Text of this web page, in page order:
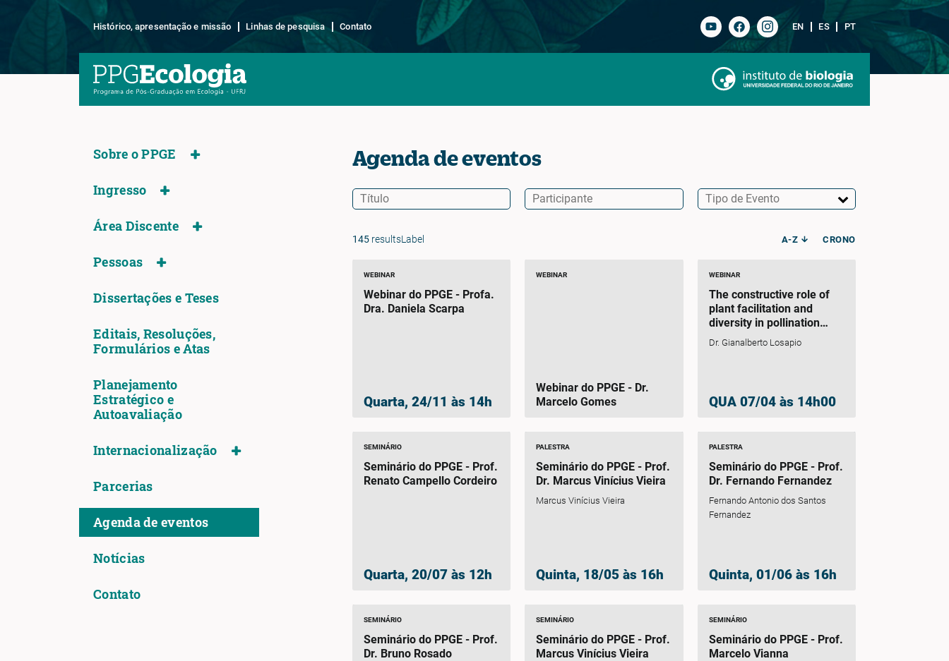
Histórico, apresentação e missão Linhas de pesquisa Contato EN ES PT
Sobre o PPGE
Ingresso
Área Discente
Pessoas
Dissertações e Teses
Editais, Resoluções,
Formulários e Atas
Planejamento
Estratégico e
Autoavaliação
Internacionalização
Parcerias
Agenda de eventos
Notícias
Contato
Agenda de eventos
145resultsLabel A-Z CRONO
WEBINAR
Webinar do PPGE - Profa.
Dra. Daniela Scarpa
Quarta, 24/11 às 14h
WEBINAR
Webinar do PPGE - Dr.
Marcelo Gomes
WEBINAR
The constructive role of
plant facilitation and
diversity in pollination
networks
Dr. Gianalberto Losapio
QUA 07/04 às 14h00
SEMINÁRIO
Seminário do PPGE - Prof.
Renato Campello Cordeiro
Quarta, 20/07 às 12h
PALESTRA
Seminário do PPGE - Prof.
Dr. Marcus Vinícius Vieira
Marcus Vinícius Vieira
Quinta, 18/05 às 16h
PALESTRA
Seminário do PPGE - Prof.
Dr. Fernando Fernandez
Fernando Antonio dos Santos
Fernandez
Quinta, 01/06 às 16h
SEMINÁRIO
Seminário do PPGE - Prof.
Dr. Bruno Rosado
SEMINÁRIO
Seminário do PPGE - Prof.
Marcus Vinícius Vieira
SEMINÁRIO
Seminário do PPGE - Prof.
Marcelo Vianna